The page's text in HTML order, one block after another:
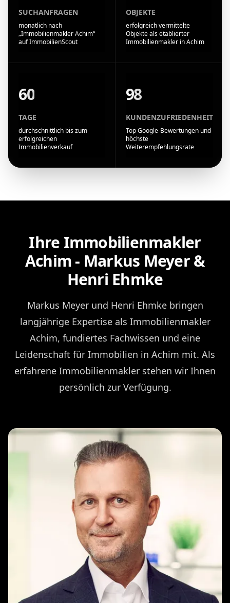
SUCHANFRAGEN
monatlich nach
„Immobilienmakler Achim“
auf ImmobilienScout
OBJEKTE
erfolgreich vermittelte
Objekte als etablierter
Immobilienmakler in Achim
60
TAGE
durchschnittlich bis zum
erfolgreichen
Immobilienverkauf
98
KUNDENZUFRIEDENHEIT
Top Google-Bewertungen und
höchste
Weiterempfehlungsrate
Ihre Immobilienmakler
Achim - Markus Meyer &
Henri Ehmke
Markus Meyer und Henri Ehmke bringen
langjährige Expertise als Immobilienmakler
Achim, fundiertes Fachwissen und eine
Leidenschaft für Immobilien in Achim mit. Als
erfahrene Immobilienmakler stehen wir Ihnen
persönlich zur Verfügung.